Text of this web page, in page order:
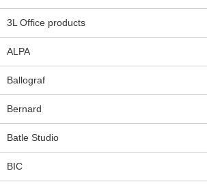
3L Office products
ALPA
Ballograf
Bernard
Batle Studio
BIC